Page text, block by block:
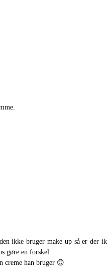
ikke bruger make up så er der ik
gøre en forskel.
creme han bruger 😊